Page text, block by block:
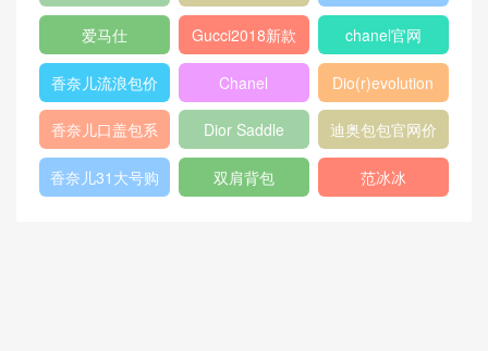
爱马仕
Gucci2018新款
女包
chanel官网
香奈儿流浪包价
格
Chanel
Gabrielle小号流
浪包
Dio(r)evolution
香奈儿口盖包系
列
Dior Saddle
Bag
迪奥包包官网价
格
香奈儿31大号购
双肩背包 范冰冰